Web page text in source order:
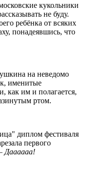
кукольники
не буду.
ребёнка от всяких
понадеявшись, что
на неведомо
именитые
как им и полагается,
ртом.
диплом фестиваля
первого
Даааааа!